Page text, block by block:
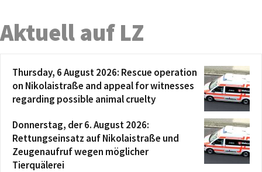
Aktuell auf LZ
Thursday, 6 August 2026: Rescue operation
on Nikolaistraße and appeal for witnesses
regarding possible animal cruelty
Donnerstag, der 6. August 2026:
Rettungseinsatz auf Nikolaistraße und
Zeugenaufruf wegen möglicher
Tierquälerei